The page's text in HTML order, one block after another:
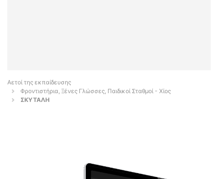
Αετοί της εκπαίδευσης
Φροντιστήρια, Ξένες Γλώσσες, Παιδικοί Σταθμοί - Χίος
ΣΚΥΤΑΛΗ